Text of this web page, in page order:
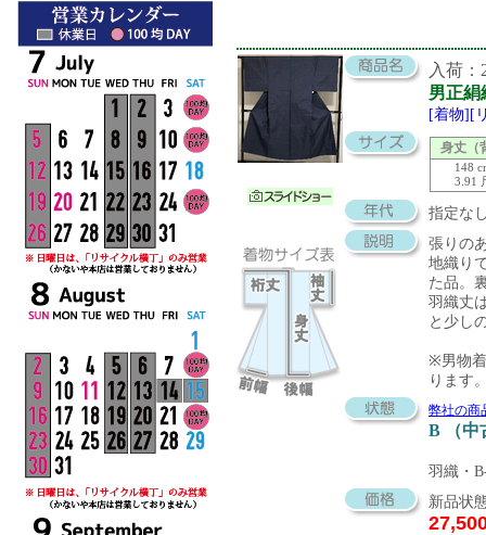
入荷：
男正絹
[着物][
身丈（
148
3.91
指定な
張りの
地織り
た品。
羽織丈
と少し
※男物
ります
弊社の商
B （中
羽織・
新品状